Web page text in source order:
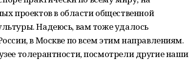
проектов в области общественной
Надеюсь, вам тоже удалось
в Москве по всем этим направлениям.
толерантности, посмотрели другие наши